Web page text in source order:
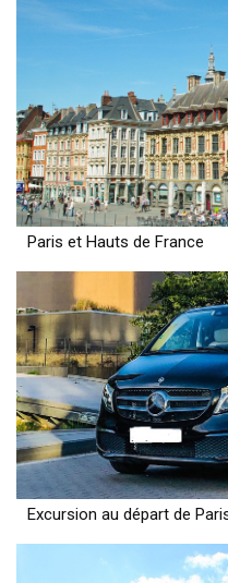
Paris et Hauts de France
Excursion au départ de